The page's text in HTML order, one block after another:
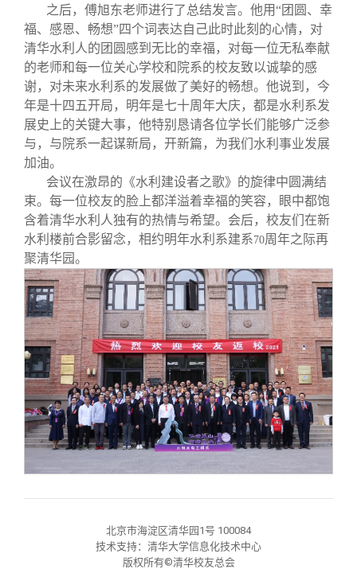
之后，傅旭东老师进行了总结发言。他用“团圆、幸
福、感恩、畅想”四个词表达自己此时此刻的心情，对
清华水利人的团圆感到无比的幸福，对每一位无私奉献
的老师和每一位关心学校和院系的校友致以诚挚的感
谢，对未来水利系的发展做了美好的畅想。他说到，今
年是十四五开局，明年是七十周年大庆，都是水利系发
展史上的关键大事，他特别恳请各位学长们能够广泛参
与，与院系一起谋新局，开新篇，为我们水利事业发展
加油。
会议在激昂的《水利建设者之歌》的旋律中圆满结
束。每一位校友的脸上都洋溢着幸福的笑容，眼中都饱
含着清华水利人独有的热情与希望。会后，校友们在新
水利楼前合影留念，相约明年水利系建系70周年之际再
聚清华园。
北京市海淀区清华园1号 100084
技术支持：清华大学信息化技术中心
版权所有©清华校友总会